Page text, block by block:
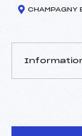
CHAMPAGNY